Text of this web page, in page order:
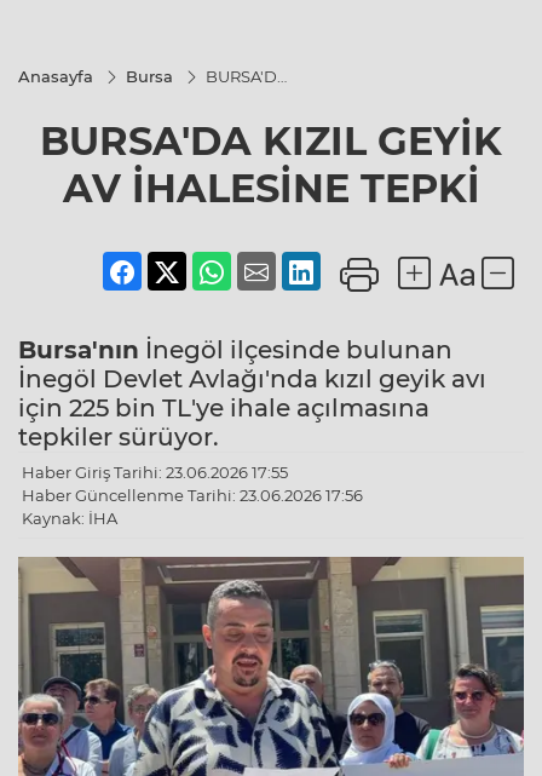
Anasayfa Bursa
BURSA'DA
İHALESİNE
TEPKİ
BURSA'DA KIZIL GEYİK
AV İHALESİNE TEPKİ
Bursa'nın İnegöl ilçesinde bulunan
İnegöl Devlet Avlağı'nda kızıl geyik avı
için 225 bin TL'ye ihale açılmasına
tepkiler sürüyor.
Haber Giriş Tarihi: 23.06.2026 17:55
Haber Güncellenme Tarihi: 23.06.2026 17:56
Kaynak: İHA